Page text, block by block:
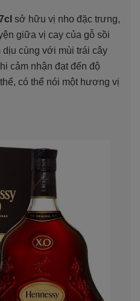
sở hữu vị nho đặc trưng,
giữa vị cay của gỗ sồi
cùng với mùi trái cây
cảm nhận đạt đến độ
có thể nói một hương vị